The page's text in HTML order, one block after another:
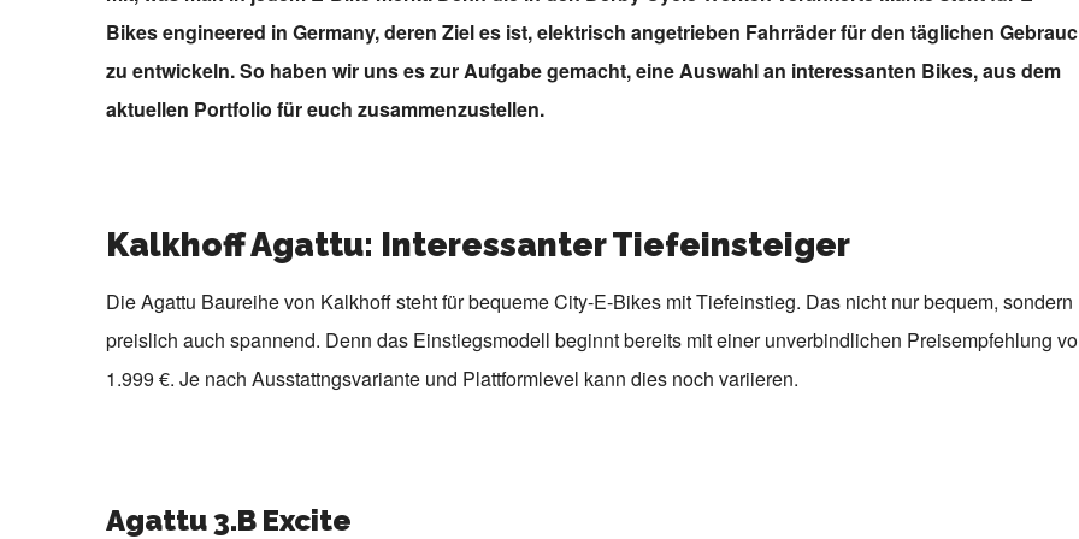
Bikes engineered in Germany, deren Ziel es ist, elektrisch angetrieben Fahrräder für den täglichen
zu entwickeln. So haben wir uns es zur Aufgabe gemacht, eine Auswahl an interessanten Bikes, aus dem
aktuellen Portfolio für euch zusammenzustellen.
Kalkhoff Agattu: Interessanter Tiefeinsteiger
Die Agattu Baureihe von Kalkhoff steht für bequeme City-E-Bikes mit Tiefeinstieg. Das nicht nur bequem, sondern
preislich auch spannend. Denn das Einstiegsmodell beginnt bereits mit einer unverbindlichen Preisempfehlung
1.999 €. Je nach Ausstattngsvariante und Plattformlevel kann dies noch variieren.
Agattu 3.B Excite